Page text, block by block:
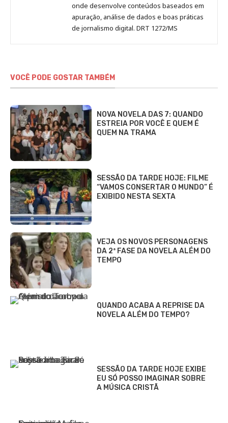
onde desenvolve conteúdos baseados em
apuração, análise de dados e boas práticas
de jornalismo digital. DRT 1272/MS
VOCÊ PODE GOSTAR TAMBÉM
NOVA NOVELA DAS 7: QUANDO
ESTREIA POR VOCÊ E QUEM É
QUEM NA TRAMA
SESSÃO DA TARDE HOJE: FILME
“VAMOS CONSERTAR O MUNDO” É
EXIBIDO NESTA SEXTA
VEJA OS NOVOS PERSONAGENS
DA 2ª FASE DA NOVELA ALÉM DO
TEMPO
QUANDO ACABA A REPRISE DA
NOVELA ALÉM DO TEMPO?
SESSÃO DA TARDE HOJE EXIBE
EU SÓ POSSO IMAGINAR SOBRE
A MÚSICA CRISTÃ